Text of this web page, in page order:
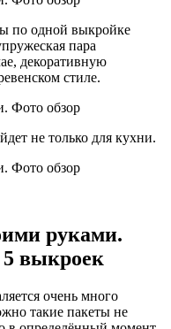
по одной выкройке
пара
декоративную
стиле.
не только для кухни.
руками.
5 выкроек
очень много
такие пакеты не